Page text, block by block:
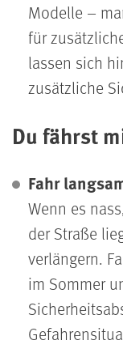
Modelle –
für
lassen sich
zusätzliche
Du fährst
Fahr
Wenn es
der Straße
verlängern.
im Sommer